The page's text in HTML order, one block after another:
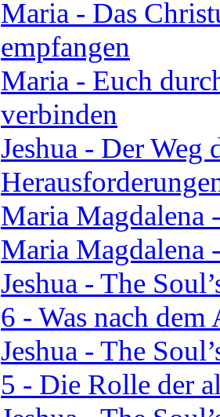
Maria - Das
empfangen
Maria - Euch
verbinden
Jeshua - Der Weg
Maria Magdalena
Maria Magdalena
Jeshua - The
6 - Was nach
Jeshua - The
5 - Die Rolle der